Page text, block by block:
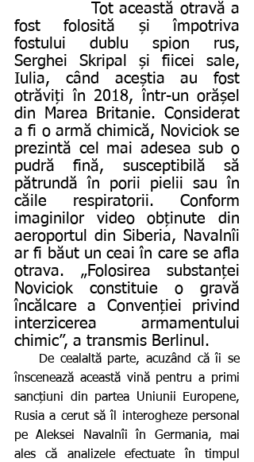
fost folosită și împotriva
fostului dublu spion rus,
Serghei Skripal și fiicei sale,
Iulia, când aceștia au fost
otrăviți în 2018, într-un orășel
din Marea Britanie. Considerat
a fi o armă chimică, Noviciok se
prezintă cel mai adesea sub o
pudră fină, susceptibilă să
pătrundă în porii pielii sau în
căile respiratorii. Conform
imaginilor video obținute din
aeroportul din Siberia, Navalnîi
ar fi băut un ceai în care se afla
otrava. „Folosirea substanței
Noviciok constituie o gravă
încălcare a Convenției privind
interzicerea armamentului
chimic”, a transmis Berlinul.
înscenează această vină pentru a primi
sancțiuni din partea Uniunii Europene,
Rusia a cerut să îl interogheze personal
pe Aleksei Navalnîi în Germania, mai
ales că analizele efectuate în timpul